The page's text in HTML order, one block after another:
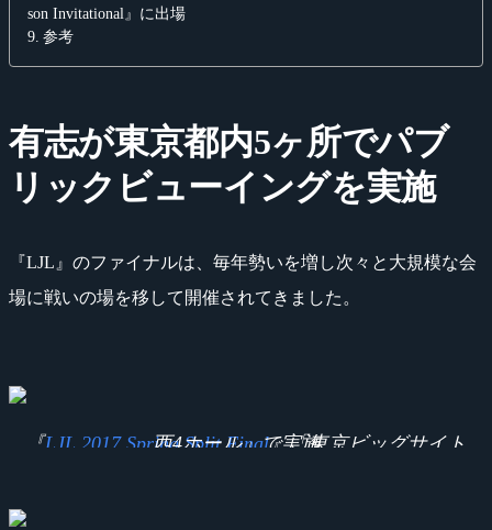
son Invitational』に出場
参考
有志が東京都内5ヶ所でパブ
リックビューイングを実施
『LJL』のファイナルは、毎年勢いを増し次々と大規模な会
場に戦いの場を移して開催されてきました。
『LJL 2017 Spring Split Final
』「東京ビッグサイト 西4ホール」で実施。